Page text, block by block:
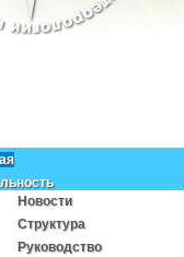
Новости
Структура
Руководство